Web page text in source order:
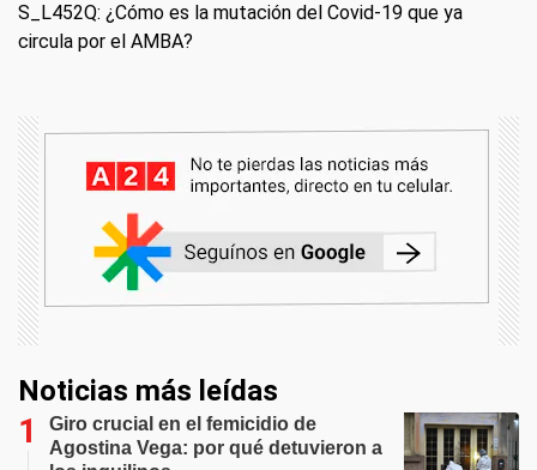
S_L452Q: ¿Cómo es la mutación del Covid-19 que ya
circula por el AMBA?
Noticias más leídas
Giro crucial en el femicidio de
Agostina Vega: por qué detuvieron a